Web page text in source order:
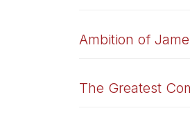
Ambition of
The Greatest